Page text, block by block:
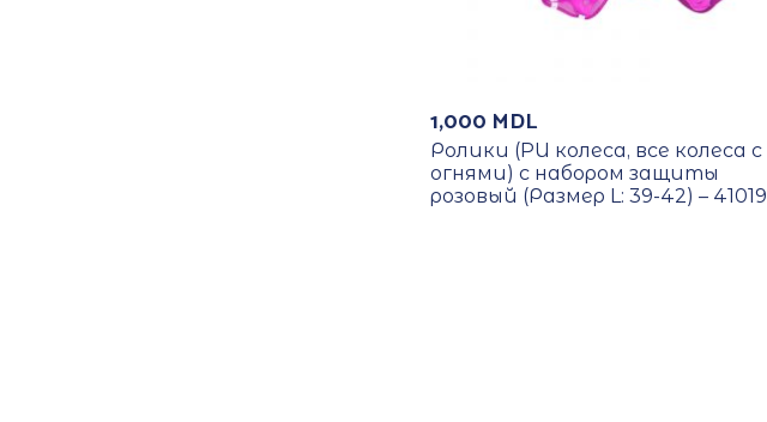
1,000 MDL
Ролики (PU колеса, все колеса с
огнями) с набором защиты
розовый (Размер L: 39-42) – 41019